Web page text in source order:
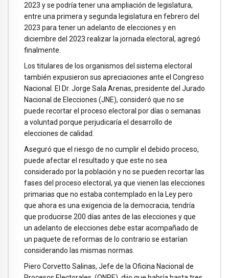
2023 y se podría tener una ampliación de legislatura,
entre una primera y segunda legislatura en febrero del
2023 para tener un adelanto de elecciones y en
diciembre del 2023 realizar la jornada electoral, agregó
finalmente.
Los titulares de los organismos del sistema electoral
también expusieron sus apreciaciones ante el Congreso
Nacional. El Dr. Jorge Sala Arenas, presidente del Jurado
Nacional de Elecciones (JNE), consideró que no se
puede recortar el proceso electoral por días o semanas
a voluntad porque perjudicaría el desarrollo de
elecciones de calidad.
Aseguró que el riesgo de no cumplir el debido proceso,
puede afectar el resultado y que este no sea
considerado por la población y no se pueden recortar las
fases del proceso electoral, ya que vienen las elecciones
primarias que no estaba contemplado en la Ley pero
que ahora es una exigencia de la democracia, tendría
que producirse 200 días antes de las elecciones y que
un adelanto de elecciones debe estar acompañado de
un paquete de reformas de lo contrario se estarían
considerando las mismas normas.
Piero Corvetto Salinas, Jefe de la Oficina Nacional de